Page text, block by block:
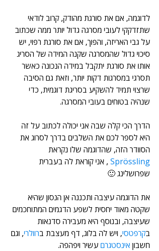
לדוגמה, אם את סורגת מהודק, קרוב לודאי
שתזדקקי לעובי מסרגה גדול יותר ממה שכתוב
על גבי האריזה, והפוך, אם את סורגת רפוי, יש
סיכוי גדול שהמסרגה שקנה המידה של הסריג
אותו את סורגת יתקבל במידה הנכונה כאשר
תסרגי במסרגות דקות יותר, וזאת גם הסיבה
שרצוי תמיד להשקיע בסריגת דוגמית, כדי
שנהיה בטוחים בעובי המסרגה.
הדרך הכי קלה שבה אני יכולה לכתוב על זה
היא לספר לכם את השלבים בדרך לסרוג את
הסוודר הזה, שהדוגמה שלו נקראת
Sprössling , אני קוראת לה בעברית
שפרושלינג 🙂
את הדוגמה עיצבה ותכננה אן הנסון שהיא
שקטה מאוד יחסית לשפע הדגמים המתוחכמים
שעיצבה, ובנוסף היא מעבירה סדנאות
בקרפטסי, ויש לה בלוג, דף מעצבת ברוולרי, וגם
חשבון אינסטגרם עשיר ויפהפה.